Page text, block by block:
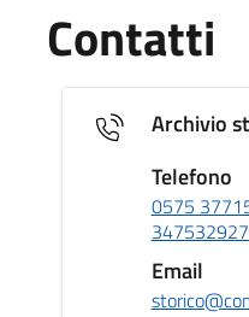
Contatti
Archivio
Telefono
0575
Email